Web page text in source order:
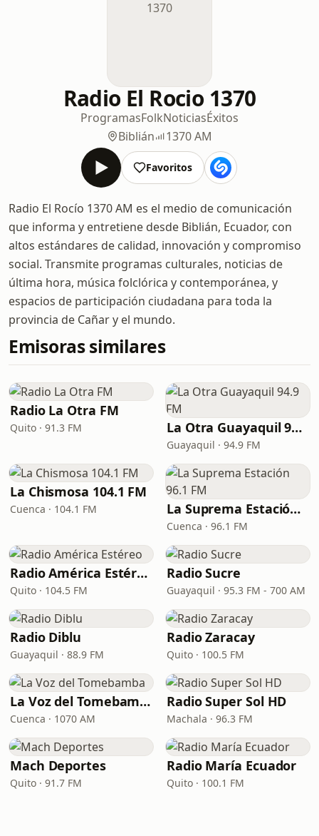
Radio El Rocio 1370
ProgramasFolkNoticiasÉxitos
Biblián
1370 AM
Favoritos
Radio El Rocío 1370 AM es el medio de comunicación
que informa y entretiene desde Biblián, Ecuador, con
altos estándares de calidad, innovación y compromiso
social. Transmite programas culturales, noticias de
última hora, música folclórica y contemporánea, y
espacios de participación ciudadana para toda la
provincia de Cañar y el mundo.
Emisoras similares
Radio La Otra FM
Quito · 91.3 FM La Otra Guayaquil 94.9 FM
Guayaquil · 94.9 FM
La Chismosa 104.1 FM
Cuenca · 104.1 FM La Suprema Estación 96.1 FM
Cuenca · 96.1 FM
Radio América Estéreo
Quito · 104.5 FM
Radio Sucre
Guayaquil · 95.3 FM - 700 AM
Radio Diblu
Guayaquil · 88.9 FM
Radio Zaracay
Quito · 100.5 FM
La Voz del Tomebamba
Cuenca · 1070 AM
Radio Super Sol HD
Machala · 96.3 FM
Mach Deportes
Quito · 91.7 FM
Radio María Ecuador
Quito · 100.1 FM